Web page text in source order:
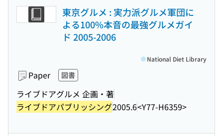
東京グルメ : 実力派グルメ軍団に
よる100%本音の最強グルメガイ
ド 2005-2006
Paper 図書
ライブドアグルメ 企画・著
ライブドアパブリッシング2005.6<Y77-H6359>
National Diet Library